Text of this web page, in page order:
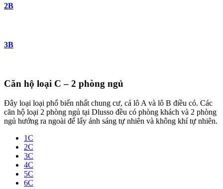
2B
3B
Căn hộ loại C – 2 phòng ngủ
Đây loại loại phổ biến nhất chung cư, cả lô A và lô B điều có. Các
căn hộ loại 2 phòng ngủ tại Dlusso đều có phòng khách và 2 phòng
ngủ hướng ra ngoài để lấy ánh sáng tự nhiên và không khí tự nhiên.
1C
2C
3C
4C
5C
6C